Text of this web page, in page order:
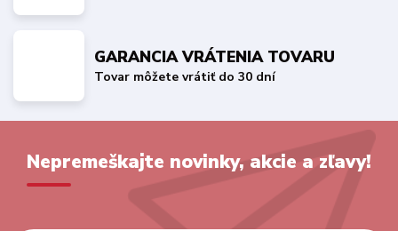
GARANCIA VRÁTENIA TOVARU
Tovar môžete vrátiť do 30 dní
Nepremeškajte novinky, akcie a zľavy!